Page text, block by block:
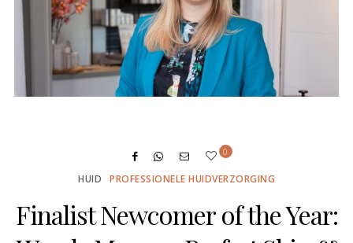
0
HUID PROFESSIONELE HUIDVERZORGING
Finalist Newcomer of the Year: